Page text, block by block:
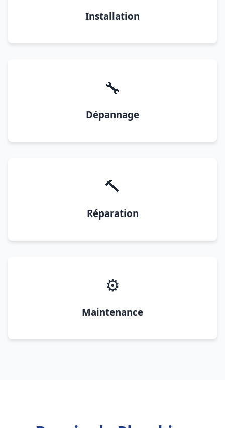
Installation
🔧
Dépannage
🔨
Réparation
⚙️
Maintenance